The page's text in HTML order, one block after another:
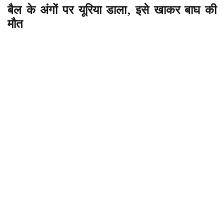
बैल के अंगों पर यूरिया डाला, इसे खाकर बाघ की
मौत